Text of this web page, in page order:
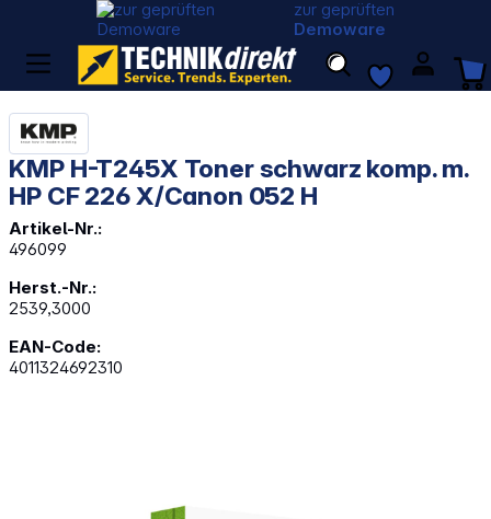
zur geprüften
Demoware
KMP H-T245X Toner schwarz komp. m.
HP CF 226 X/Canon 052 H
Artikel-Nr.:
496099
Herst.-Nr.:
2539,3000
EAN-Code:
4011324692310